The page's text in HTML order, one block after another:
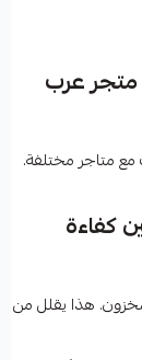
متجر عرب
مع متاجر مختلفة.
كفاءة
هذا يقلل من